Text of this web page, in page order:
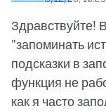
Здравствуйте!
"запоминать
подсказки в
функция не
как я часто